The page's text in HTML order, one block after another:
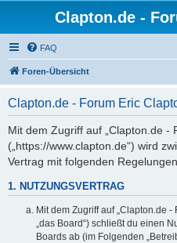
Clapton.de -
FAQ
Foren-Übersicht
Clapton.de - Forum Eric
Mit dem Zugriff auf „Clapton.de -
(„https://www.clapton.de“) wird
Vertrag mit folgenden
1. NUTZUNGSVERTRAG
Mit dem Zugriff auf „Clapton.de
„das Board“) schließt du einen
Boards ab (im Folgenden